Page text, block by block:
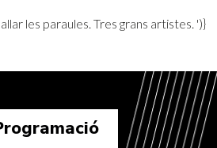
les paraules. Tres grans artistes. ')}